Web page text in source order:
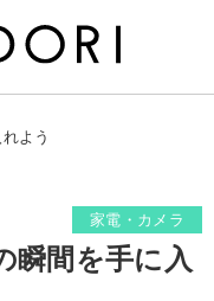
よう
家電・カメラ
瞬間を手に入